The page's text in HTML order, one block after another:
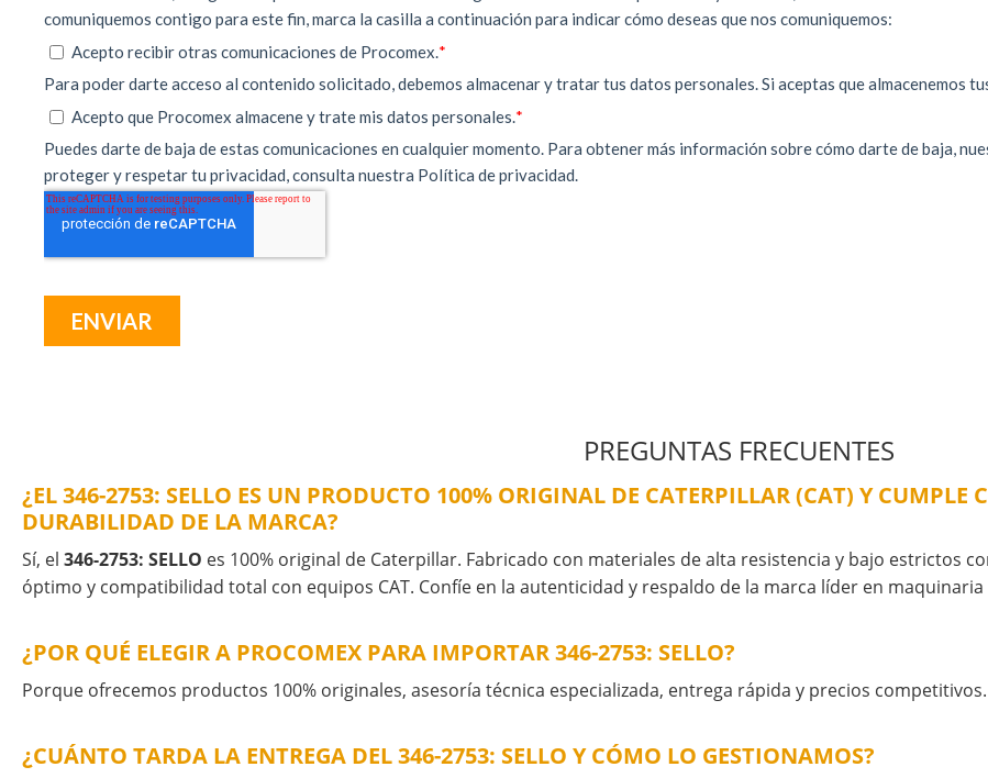
PREGUNTAS FRECUENTES
¿EL 346-2753: SELLO ES UN PRODUCTO 100% ORIGINAL DE CATERPILLAR (CAT) Y CUMPLE
DURABILIDAD DE LA MARCA?
Sí, el 346-2753: SELLO es 100% original de Caterpillar. Fabricado con materiales de alta resistencia y bajo estrictos
óptimo y compatibilidad total con equipos CAT. Confíe en la autenticidad y respaldo de la marca líder en maquinaria
¿POR QUÉ ELEGIR A PROCOMEX PARA IMPORTAR 346-2753: SELLO?
Porque ofrecemos productos 100% originales, asesoría técnica especializada, entrega rápida y precios competitivos.
¿CUÁNTO TARDA LA ENTREGA DEL 346-2753: SELLO Y CÓMO LO GESTIONAMOS?